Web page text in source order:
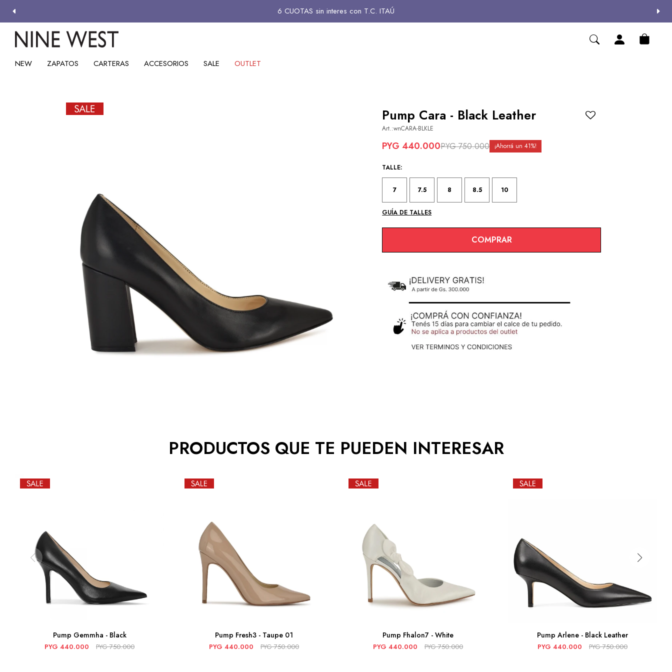
6 CUOTAS sin interes con T.C. ITAÚ
¡DELIVERY GRATIS! a partir de Gs. 300.000
NEW ZAPATOS CARTERAS ACCESORIOS SALE OUTLET
Pump Cara - Black Leather
wnCARA-BLKLE
PYG 440.000PYG 750.000 41
TALLE:
7 7.5 8 8.5 10
GUÍA DE TALLES
COMPRAR
PRODUCTOS QUE TE PUEDEN INTERESAR
Pump Gemmha - Black
PYG 440.000 PYG 750.000
Pump Fresh3 - Taupe 01
PYG 440.000 PYG 750.000
Pump Fhalon7 - White
PYG 440.000 PYG 750.000
Pump Arlene - Black Leather
PYG 440.000 PYG 750.000